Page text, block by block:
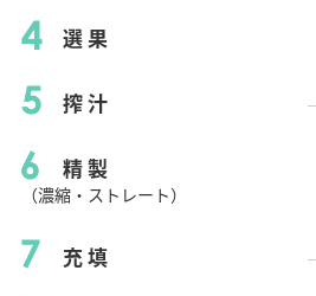
選果
搾汁
精製
（濃縮・ストレート）
充填